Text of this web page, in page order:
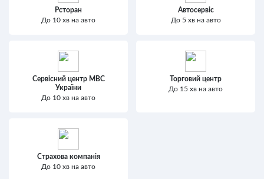
Рсторан
До 10 хв на авто
Автосервіс
До 5 хв на авто
Сервісний центр МВС
України
До 10 хв на авто
Торговий центр
До 15 хв на авто
Страхова компанія
До 10 хв на авто